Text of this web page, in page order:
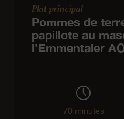
Plat principal
Pommes de
papillote au
l’Emmentaler
70 minutes